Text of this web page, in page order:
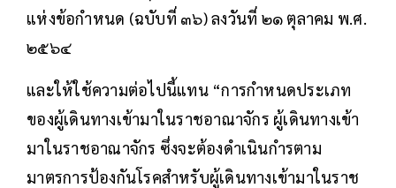
แห่งข้อกำหนด (ฉบับที่ ๓๖) ลงวันที่ ๒๑ ตุลาคม พ.ศ.
๒๕๖๔
และให้ใช้ความต่อไปนี้แทน “การกำหนดประเภท
ของผู้เดินทางเข้ามาในราชอาณาจักร ผู้เดินทางเข้า
มาในราชอาณาจักร ซึ่งจะต้องดำเนินกำรตาม
มาตรการป้องกันโรคสำหรับผู้เดินทางเข้ามาในราช